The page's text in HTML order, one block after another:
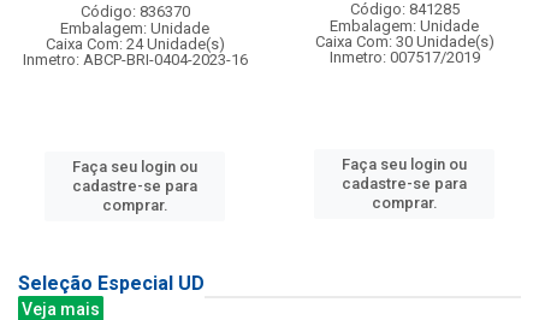
Código: 836370
Embalagem: Unidade
Caixa Com: 24 Unidade(s)
Inmetro: ABCP-BRI-0404-2023-16
Faça seu login ou
cadastre-se para
comprar.
Código: 841285
Embalagem: Unidade
Caixa Com: 30 Unidade(s)
Inmetro: 007517/2019
Faça seu login ou
cadastre-se para
comprar.
Seleção Especial UD
Veja mais